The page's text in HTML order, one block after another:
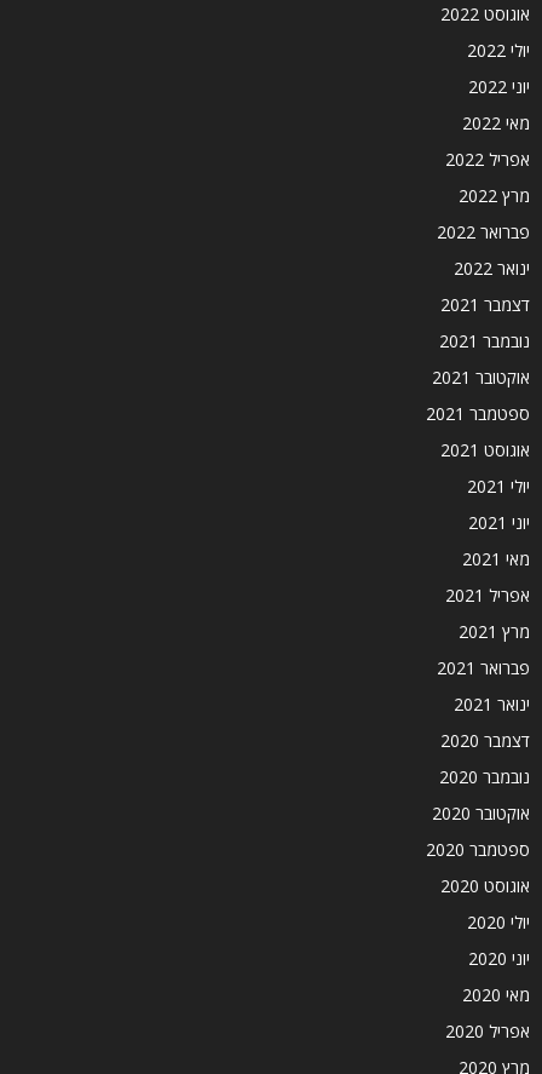
אוגוסט 2022
יולי 2022
יוני 2022
מאי 2022
אפריל 2022
מרץ 2022
פברואר 2022
ינואר 2022
דצמבר 2021
נובמבר 2021
אוקטובר 2021
ספטמבר 2021
אוגוסט 2021
יולי 2021
יוני 2021
מאי 2021
אפריל 2021
מרץ 2021
פברואר 2021
ינואר 2021
דצמבר 2020
נובמבר 2020
אוקטובר 2020
ספטמבר 2020
אוגוסט 2020
יולי 2020
יוני 2020
מאי 2020
אפריל 2020
מרץ 2020